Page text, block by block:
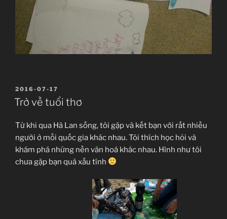
ĐĂNG
TRONG
2016-07-17
Trở về tuổi thơ
Từ khi qua Hà Lan sống, tôi gặp và kết bạn với rất nhiều
người ở mỗi quốc gia khác nhau. Tôi thích học hỏi và
khám phá những nền văn hoá khác nhau. Hình như tôi
chưa gặp bạn quá xấu tính